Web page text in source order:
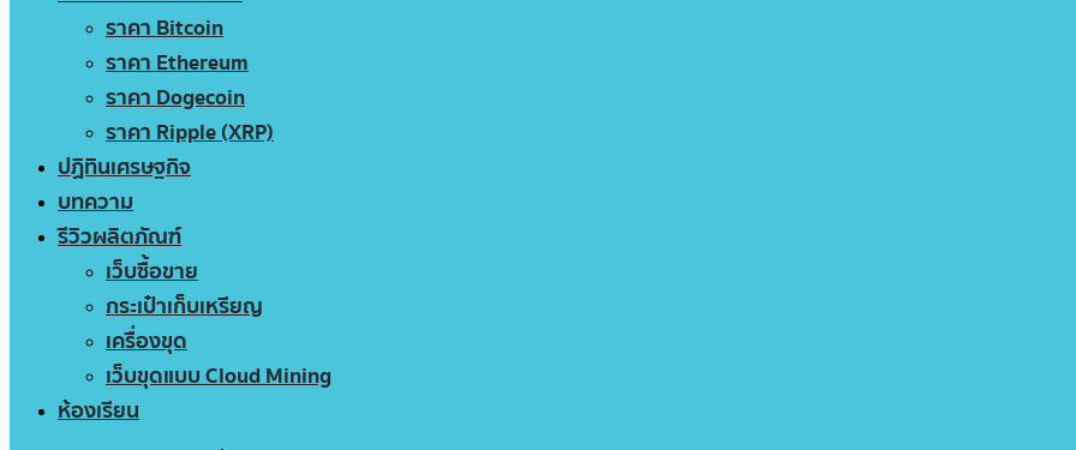
ราคา Bitcoin
ราคา Ethereum
ราคา Dogecoin
ราคา Ripple (XRP)
ปฏิทินเศรษฐกิจ
บทความ
รีวิวผลิตภัณฑ์
เว็บซื้อขาย
กระเป๋าเก็บเหรียญ
เครื่องขุด
เว็บขุดแบบ Cloud Mining
ห้องเรียน